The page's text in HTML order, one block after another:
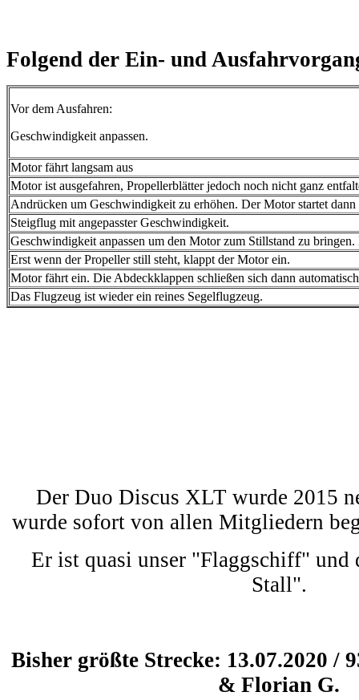
Folgend der Ein- und
Vor dem Ausfahren:
Geschwindigkeit anpassen.
Motor fährt langsam aus
Motor ist ausgefahren, Propellerblätter jedoch noch nicht ganz
Andrücken um Geschwindigkeit zu erhöhen. Der Motor startet
Steigflug mit angepasster Geschwindigkeit.
Geschwindigkeit anpassen um den Motor zum Stillstand zu
Erst wenn der Propeller still steht, klappt der Motor ein.
Motor fährt ein. Die Abdeckklappen schließen sich dann
Das Flugzeug ist wieder ein reines Segelflugzeug.
Der Duo Discus XLT wurde 2015
wurde sofort von allen Mitgliedern
Er ist quasi unser "Flaggschiff" und
Stall".
Bisher größte Strecke: 13.07.2020 /
& Florian G.